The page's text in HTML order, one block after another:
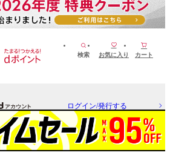
検索 お気に入り カート
ログイン/発行する